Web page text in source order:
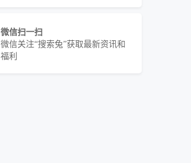
微信扫一扫
微信关注“搜索兔”获取最新资讯和
福利